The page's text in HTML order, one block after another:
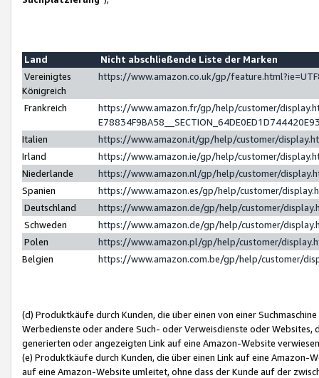
Land
Nicht abschließende Liste der Marken
Vereinigtes
Königreich
https://www.amazon.co.uk/gp/
Frankreich
https://www.amazon.fr/gp/help/customer/
Italien
https://www.amazon.it/gp/help/customer/
Irland
https://www.amazon.ie/gp/help/customer/
Niederlande
https://www.amazon.nl/gp/help/customer/
Spanien
https://www.amazon.es/gp/help/customer/
Deutschland
https://www.amazon.de/gp/help/customer/
Schweden
https://www.amazon.de/gp/help/customer/
Polen
https://www.amazon.pl/gp/help/customer/
Belgien
https://www.amazon.com.be/gp/help/customer/
(d) Produktkäufe durch Kunden, die über einen von einer
Werbedienste oder andere Such- oder Verweisdienste oder Websites,
generierten oder angezeigten Link auf eine Amazon-Website
(e) Produktkäufe durch Kunden, die über einen Link auf eine
auf eine Amazon-Website umleitet, ohne dass der Kunde auf der